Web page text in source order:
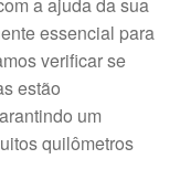
a ajuda da sua
essencial para
verificar se
estão
um
quilômetros